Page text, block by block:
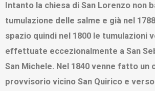
Intanto la chiesa di San Lorenzo non
tumulazione delle salme e già nel
spazio quindi nel 1800 le tumulazioni
effettuate eccezionalmente a San
San Michele. Nel 1840 venne fatto un
provvisorio vicino San Quirico e